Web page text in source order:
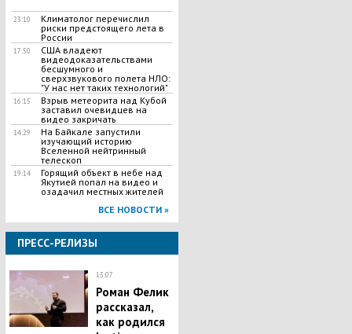
23:10
Климатолог перечислил
риски предстоящего лета в
России
17:50
США владеют
видеодоказательствами
бесшумного и
сверхзвукового полета НЛО:
"У нас нет таких технологий"
16:15
Взрыв метеорита над Кубой
заставил очевидцев на
видео закричать
14:29
На Байкале запустили
изучающий историю
Вселенной нейтринный
телескоп
19:14
Горящий объект в небе над
Якутией попал на видео и
озадачил местных жителей
ВСЕ НОВОСТИ »
ПРЕСС-РЕЛИЗЫ
13:07
Роман Фелик
рассказал,
как родился